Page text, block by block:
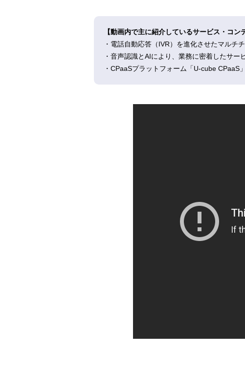
【動画内で主に紹介しているサービス・コン
・電話自動応答（IVR）を進化させたマルチ
・音声認識とAIにより、業務に密着したサー
・CPaaSプラットフォーム「U-cube CPaaS